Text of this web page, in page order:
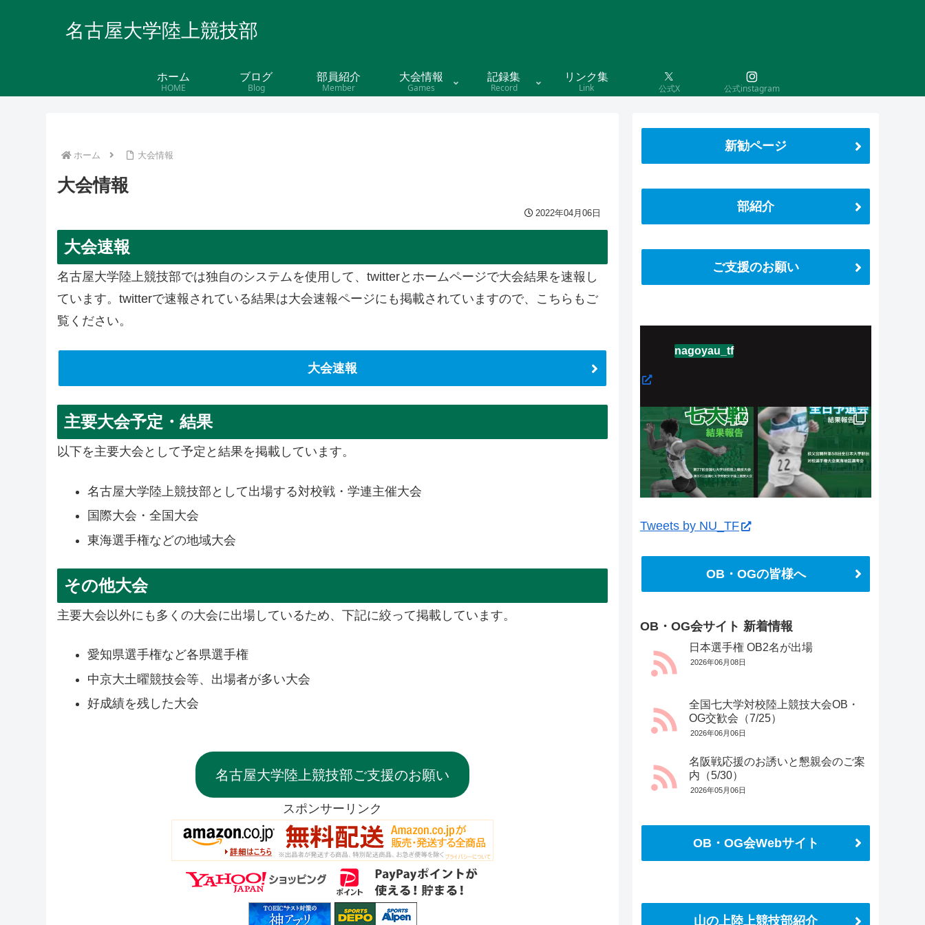
名古屋大学陸上競技部
ホーム
HOME
ブログ
Blog
部員紹介
Member
大会情報
Games
記録集
Record
リンク集
Link
公式X 公式instagram
ホーム 大会情報
大会情報
2022年04月06日
大会速報
名古屋大学陸上競技部では独自のシステムを使用して、twitterとホームページで大会結果を速報し
ています。twitterで速報されている結果は大会速報ページにも掲載されていますので、こちらもご
覧ください。
大会速報
主要大会予定・結果
以下を主要大会として予定と結果を掲載しています。
名古屋大学陸上競技部として出場する対校戦・学連主催大会
国際大会・全国大会
東海選手権などの地域大会
その他大会
主要大会以外にも多くの大会に出場しているため、下記に絞って掲載しています。
愛知県選手権など各県選手権
中京大土曜競技会等、出場者が多い大会
好成績を残した大会
名古屋大学陸上競技部ご支援のお願い
スポンサーリンク
新勧ページ
部紹介
ご支援のお願い
nagoyau_tf
Tweets by NU_TF
OB・OGの皆様へ
OB・OG会サイト 新着情報
日本選手権 OB2名が出場
2026年06月08日
全国七大学対校陸上競技大会OB・
OG交歓会（7/25）
2026年06月06日
名阪戦応援のお誘いと懇親会のご案
内（5/30）
2026年05月06日
OB・OG会Webサイト
山の上陸上競技部紹介